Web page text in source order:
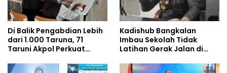
Di Balik Pengabdian Lebih
dari 1.000 Taruna, 71
Taruni Akpol Perkuat
Siswa Sekolah Rakyat
Kadishub Bangkalan
Imbau Sekolah Tidak
Latihan Gerak Jalan di